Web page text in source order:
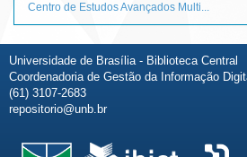
Centro de Estudos Avançados Multi...
Universidade de Brasília - Biblioteca Central
Coordenadoria de Gestão da Informação
(61) 3107-2683
repositorio@unb.br